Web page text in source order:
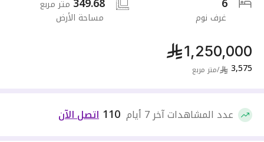
غرف نوم
متر مربع
مساحة الأرض
1,250,000
3,575
/متر مربع
عدد المشاهدات آخر 7 أيام 110 اتصل الآن